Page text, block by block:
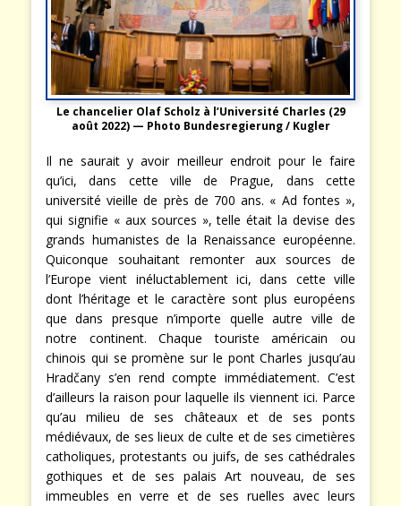
Le chancelier Olaf Scholz à l’Université Charles (29
août 2022) — Photo Bundesregierung / Kugler
Il ne saurait y avoir meilleur endroit pour le faire
qu’ici, dans cette ville de Prague, dans cette
université vieille de près de 700 ans. « Ad fontes »,
qui signifie « aux sources », telle était la devise des
grands humanistes de la Renaissance européenne.
Quiconque souhaitant remonter aux sources de
l’Europe vient inéluctablement ici, dans cette ville
dont l’héritage et le caractère sont plus européens
que dans presque n’importe quelle autre ville de
notre continent. Chaque touriste américain ou
chinois qui se promène sur le pont Charles jusqu’au
Hradčany s’en rend compte immédiatement. C’est
d’ailleurs la raison pour laquelle ils viennent ici. Parce
qu’au milieu de ses châteaux et de ses ponts
médiévaux, de ses lieux de culte et de ses cimetières
catholiques, protestants ou juifs, de ses cathédrales
gothiques et de ses palais Art nouveau, de ses
immeubles en verre et de ses ruelles avec leurs